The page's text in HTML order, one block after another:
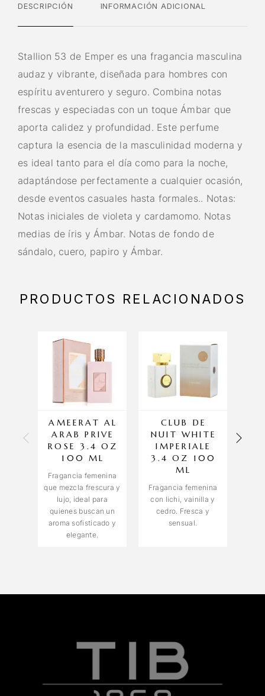
DESCRIPCIÓN INFORMACIÓN ADICIONAL
Stallion 53 de Emper es una fragancia masculina
audaz y vibrante, diseñada para hombres con
espíritu aventurero y seguro. Combina notas
frescas y especiadas con un toque Ámbar que
aporta calidez y profundidad. Este perfume
captura la esencia de la masculinidad moderna y
es ideal tanto para el día como para la noche,
adaptándose perfectamente a cualquier ocasión,
desde eventos casuales hasta formales.. Notas:
Notas iniciales de violeta y cardamomo. Notas
medias de íris y Ámbar. Notas de fondo de
sándalo, cuero, papiro y Ámbar.
PRODUCTOS RELACIONADOS
AMEERAT AL
ARAB PRIVE
ROSE 3.4 OZ
100 ML
Fragancia femenina
que mezcla frescura y
lujo, ideal para
quienes buscan un
aroma sofisticado y
elegante.
CLUB DE
NUIT WHITE
IMPERIALE
3.4 OZ 100
ML
Fragancia femenina
con lichi, vainilla y
cedro. Fresca y
sensual.